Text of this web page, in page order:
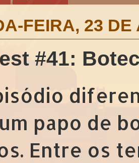
FEIRA, 23 DE
#41:
papo de
Entre os